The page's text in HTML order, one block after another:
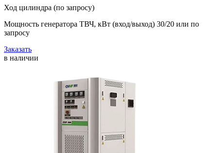
Ход цилиндра (по запросу)
Мощность генератора ТВЧ, кВт (вход/выход) 30/20 или по
запросу
Заказать
в наличии